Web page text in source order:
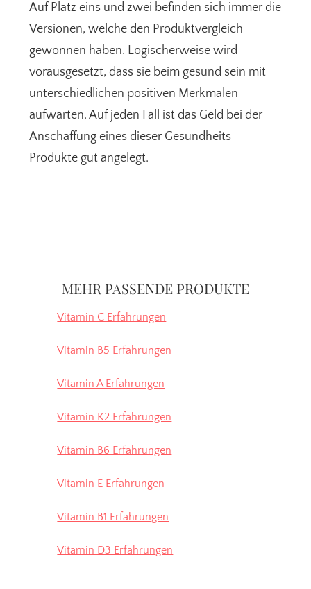
Auf Platz eins und zwei befinden sich immer die
Versionen, welche den Produktvergleich
gewonnen haben. Logischerweise wird
vorausgesetzt, dass sie beim gesund sein mit
unterschiedlichen positiven Merkmalen
aufwarten. Auf jeden Fall ist das Geld bei der
Anschaffung eines dieser Gesundheits
Produkte gut angelegt.
MEHR PASSENDE PRODUKTE
Vitamin C Erfahrungen
Vitamin B5 Erfahrungen
Vitamin A Erfahrungen
Vitamin K2 Erfahrungen
Vitamin B6 Erfahrungen
Vitamin E Erfahrungen
Vitamin B1 Erfahrungen
Vitamin D3 Erfahrungen